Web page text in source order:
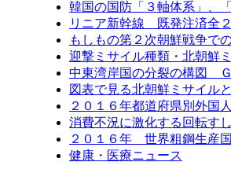
韓国の国防「３軸体系」、
リニア新幹線 既発注済全
もしもの第２次朝鮮戦争で
迎撃ミサイル種類・北朝鮮
中東湾岸国の分裂の構図
図表で見る北朝鮮ミサイル
２０１６年都道府県別外
消費不況に激化する回転
２０１６年 世界粗鋼生産
健康・医療ニュース